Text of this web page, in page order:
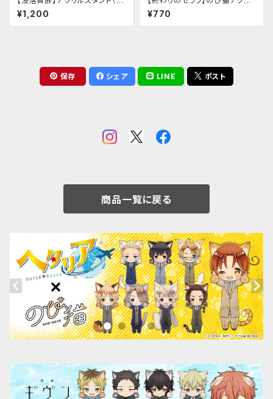
女ラードーン）
¥1,200
ルキーホルダー（百夜優一郎）
¥770
保存 シェア LINE ポスト
商品一覧に戻る